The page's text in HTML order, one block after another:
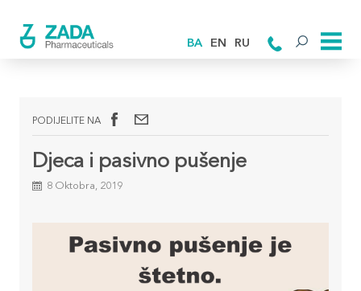
BA EN RU
PODIJELITE NA
Djeca i pasivno pušenje
8 Oktobra, 2019